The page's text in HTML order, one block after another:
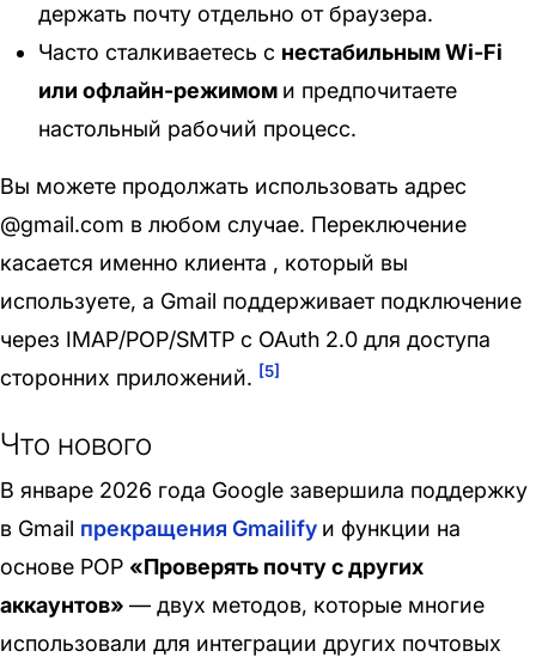
держать почту отдельно от браузера.
Часто сталкиваетесь с нестабильным Wi-Fi
или офлайн-режимом и предпочитаете
настольный рабочий процесс.
Вы можете продолжать использовать адрес
@gmail.com в любом случае. Переключение
касается именно клиента , который вы
используете, а Gmail поддерживает подключение
через IMAP/POP/SMTP с OAuth 2.0 для доступа
сторонних приложений. [5]
Что нового
В январе 2026 года Google завершила поддержку
в Gmail прекращения Gmailify и функции на
основе POP «Проверять почту с других
аккаунтов» — двух методов, которые многие
использовали для интеграции других почтовых